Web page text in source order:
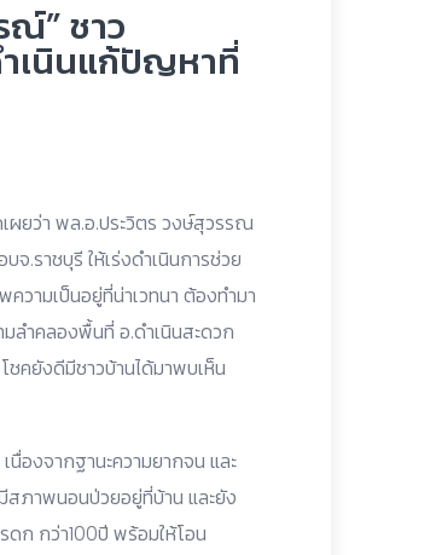
” ชาว
ำเนินแก้ปัญหาที่
ผยว่า พล.อ.ประวิตร วงษ์สุวรรณ
จ.ราชบุรี ให้เร่งดำเนินการช่วย
วามเป็นอยู่ที่น่าเวทนา ต้องทำมา
ลำคลองพื้นที่ อ.ดำเนินสะดวก
ชคยังดีมีชาวบ้านได้มาพบเห็น
องจากฐานะความยากจน และ
ภาพนอนป่วยอยู่ที่บ้าน และยัง
ก กว่า100ปี พร้อมให้โอน